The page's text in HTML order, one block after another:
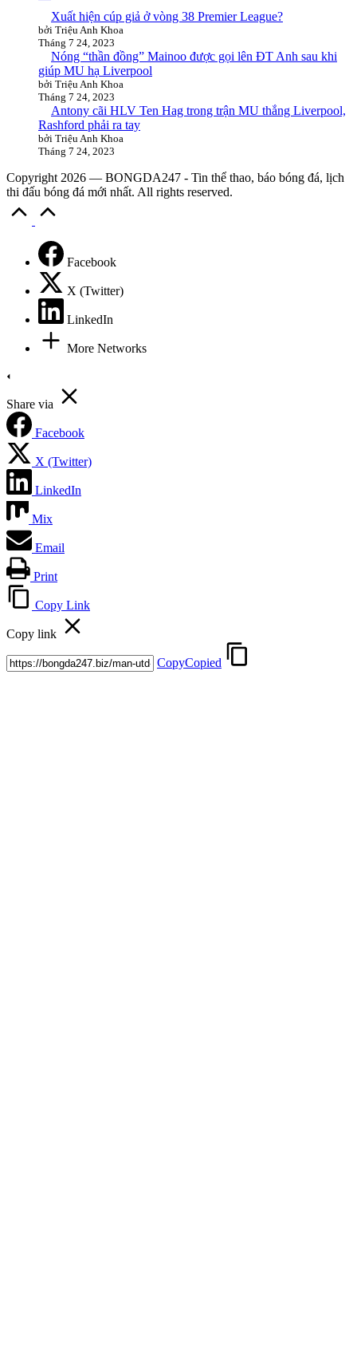
Xuất hiện cúp giả ở vòng 38 Premier League?
bởi Triệu Anh Khoa
Tháng 7 24, 2023
Nóng “thần đồng” Mainoo được gọi lên ĐT Anh sau khi
giúp MU hạ Liverpool
bởi Triệu Anh Khoa
Tháng 7 24, 2023
Antony cãi HLV Ten Hag trong trận MU thắng Liverpool,
Rashford phải ra tay
bởi Triệu Anh Khoa
Tháng 7 24, 2023
Copyright 2026 — BONGDA247 - Tin thể thao, báo bóng đá, lịch
thi đấu bóng đá mới nhất. All rights reserved.
Facebook
X (Twitter)
LinkedIn
More Networks
Share via
Facebook
X (Twitter)
LinkedIn
Mix
Email
Print
Copy Link
Copy link
CopyCopied